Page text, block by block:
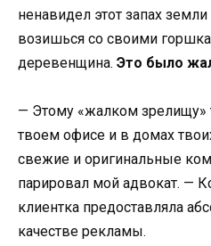
ненавидел этот запах
возишься со своими
деревенщина. Это было
— Этому «жалком зрелищу»
твоем офисе и в домах
свежие и оригинальные
парировал мой адвокат. —
клиентка предоставляла
качестве рекламы.